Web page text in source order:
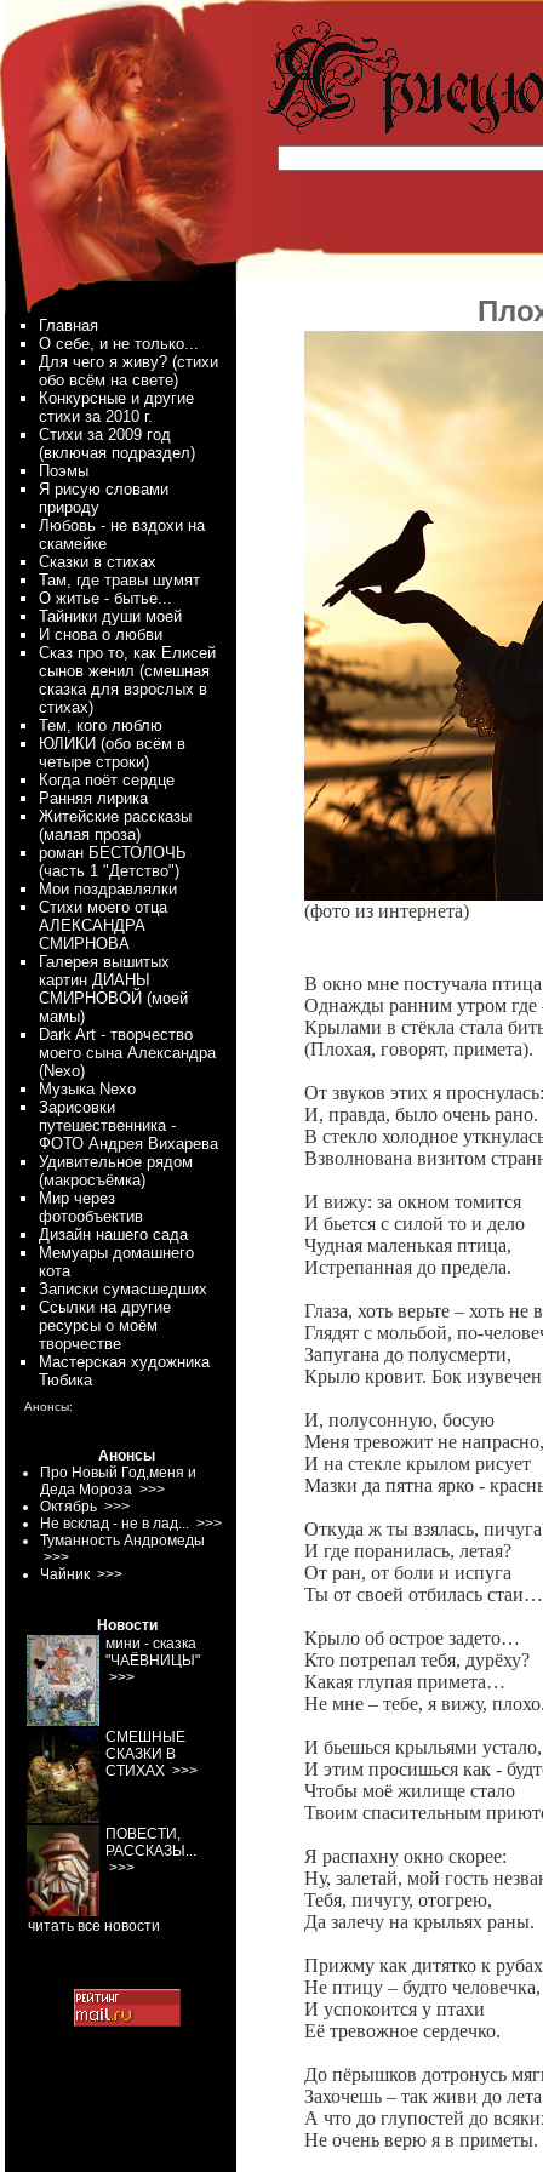
Главная
О себе, и не только...
Для чего я живу? (стихи
обо всём на свете)
Конкурсные и другие
стихи за 2010 г.
Стихи за 2009 год
(включая подраздел)
Поэмы
Я рисую словами
природу
Любовь - не вздохи на
скамейке
Сказки в стихах
Там, где травы шумят
О житье - бытье...
Тайники души моей
И снова о любви
Сказ про то, как Елисей
сынов женил (смешная
сказка для взрослых в
стихах)
Тем, кого люблю
ЮЛИКИ (обо всём в
четыре строки)
Когда поёт сердце
Ранняя лирика
Житейские рассказы
(малая проза)
роман БЕСТОЛОЧЬ
(часть 1 "Детство")
Мои поздравлялки
Стихи моего отца
АЛЕКСАНДРА
СМИРНОВА
Галерея вышитых
картин ДИАНЫ
СМИРНОВОЙ (моей
мамы)
Dark Art - творчество
моего сына Александра
(Nexo)
Myзыка Nexo
Зарисовки
путешественника -
ФОТО Андрея Вихарева
Удивительное рядом
(макросъёмка)
Мир через
фотообъектив
Дизайн нашего сада
Мемуары домашнего
кота
Записки сумасшедших
Ссылки на другие
ресурсы о моём
творчестве
Мастерская художника
Тюбика
Анонсы:
Анонсы
Про Новый Год,меня и
Деда Мороза >>>
Октябрь >>>
Не всклад - не в лад... >>>
Туманность Андромеды
>>>
Чайник >>>
Новости
мини - сказка
"ЧАЁВНИЦЫ"
>>>
СМЕШНЫЕ
СКАЗКИ В
СТИХАХ >>>
ПОВЕСТИ,
РАССКАЗЫ...
>>>
читать все новости
(фото из интернета)
В окно мне постучала птица
Однажды ранним утром где
Крылами в стёкла стала
(Плохая, говорят, примета).
От звуков этих я проснулась:
И, правда, было очень рано.
В стекло холодное
Взволнована визитом
И вижу: за окном томится
И бьется с силой то и дело
Чудная маленькая птица,
Истрепанная до предела.
Глаза, хоть верьте – хоть не
Глядят с мольбой, по-
Запугана до полусмерти,
Крыло кровит. Бок
И, полусонную, босую
Меня тревожит не напрасно,
И на стекле крылом рисует
Мазки да пятна ярко -
Откуда ж ты взялась,
И где поранилась, летая?
От ран, от боли и испуга
Ты от своей отбилась стаи…
Крыло об острое задето…
Кто потрепал тебя, дурёху?
Какая глупая примета…
Не мне – тебе, я вижу,
И бьешься крыльями устало,
И этим просишься как -
Чтобы моё жилище стало
Твоим спасительным
Я распахну окно скорее:
Ну, залетай, мой гость
Тебя, пичугу, отогрею,
Да залечу на крыльях раны.
Прижму как дитятко к
Не птицу – будто человечка,
И успокоится у птахи
Её тревожное сердечко.
До пёрышков дотронусь
Захочешь – так живи до
А что до глупостей до
Не очень верю я в приметы.